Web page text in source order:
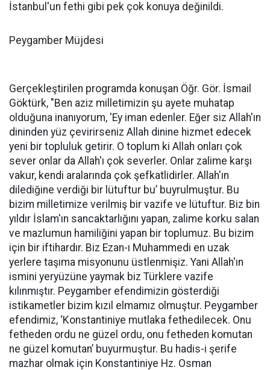
İstanbul'un fethi gibi pek çok konuya değinildi.
Peygamber Müjdesi
Gerçekleştirilen programda konuşan Öğr. Gör. İsmail
Göktürk, "Ben aziz milletimizin şu ayete muhatap
olduğuna inanıyorum, 'Ey iman edenler. Eğer siz Allah'ın
dininden yüz çevirirseniz Allah dinine hizmet edecek
yeni bir topluluk getirir. O toplum ki Allah onları çok
sever onlar da Allah'ı çok severler. Onlar zalime karşı
vakur, kendi aralarında çok şefkatlidirler. Allah'ın
dilediğine verdiği bir lütuftur bu’ buyrulmuştur. Bu
bizim milletimize verilmiş bir vazife ve lütuftur. Biz bin
yıldır İslam'ın sancaktarlığını yapan, zalime korku salan
ve mazlumun hamiliğini yapan bir toplumuz. Bu bizim
için bir iftihardır. Biz Ezan-ı Muhammedi en uzak
yerlere taşıma misyonunu üstlenmişiz. Yani Allah'ın
ismini yeryüzüne yaymak biz Türklere vazife
kılınmıştır. Peygamber efendimizin gösterdiği
istikametler bizim kızıl elmamız olmuştur. Peygamber
efendimiz, ‘Konstantiniye mutlaka fethedilecek. Onu
fetheden ordu ne güzel ordu, onu fetheden komutan
ne güzel komutan’ buyurmuştur. Bu hadis-i şerife
mazhar olmak için Konstantiniye Hz. Osman